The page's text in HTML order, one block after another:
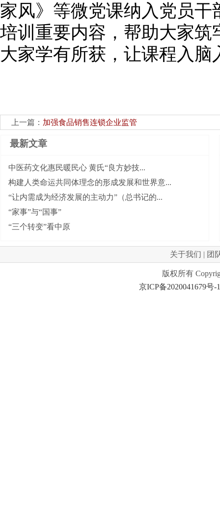
家风》等微党课纳入党员
培训重要内容，帮助大家
大家学有所获，让课程入脑
上一篇： 加强食品销售连锁企业监管
最新文章
中医药文化惠民暖民心 黄氏“良方妙技...
构建人类命运共同体理念的形成发展和世界意...
“让内需成为经济发展的主动力”（总书记的...
“家事”与“国事”
“三个转变”看中原
关于我们 | 团
版权所有
京ICP备2020041679号-1